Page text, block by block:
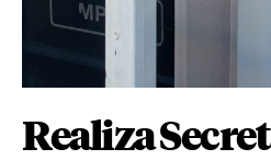
Realiza